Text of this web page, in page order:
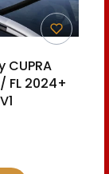
FL 2024+